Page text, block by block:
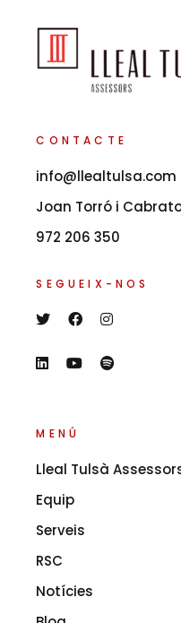
CONTACTE
info@llealtulsa.com
Joan Torró i
972 206 350
SEGUEIX-NOS
MENÚ
Lleal Tulsà
Equip
Serveis
RSC
Notícies